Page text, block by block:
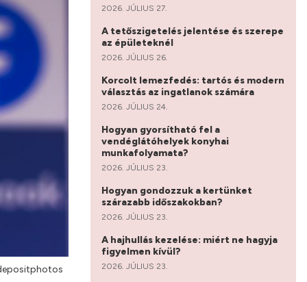
2026. JÚLIUS 27.
A tetőszigetelés jelentése és szerepe
az épületeknél
2026. JÚLIUS 26.
Korcolt lemezfedés: tartós és modern
választás az ingatlanok számára
2026. JÚLIUS 24.
Hogyan gyorsítható fel a
vendéglátóhelyek konyhai
munkafolyamata?
2026. JÚLIUS 23.
Hogyan gondozzuk a kertünket
szárazabb időszakokban?
2026. JÚLIUS 23.
A hajhullás kezelése: miért ne hagyja
figyelmen kívül?
2026. JÚLIUS 23.